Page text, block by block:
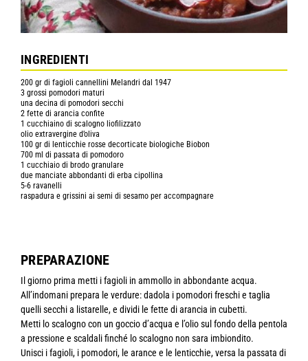
INGREDIENTI
200 gr di fagioli cannellini Melandri dal 1947
3 grossi pomodori maturi
una decina di pomodori secchi
2 fette di arancia confite
1 cucchiaino di scalogno liofilizzato
olio extravergine d’oliva
100 gr di lenticchie rosse decorticate biologiche Biobon
700 ml di passata di pomodoro
1 cucchiaio di brodo granulare
due manciate abbondanti di erba cipollina
5-6 ravanelli
raspadura e grissini ai semi di sesamo per accompagnare
PREPARAZIONE
Il giorno prima metti i fagioli in ammollo in abbondante acqua.
All’indomani prepara le verdure: dadola i pomodori freschi e taglia
quelli secchi a listarelle, e dividi le fette di arancia in cubetti.
Metti lo scalogno con un goccio d’acqua e l’olio sul fondo della pentola
a pressione e scaldali finché lo scalogno non sara imbiondito.
Unisci i fagioli, i pomodori, le arance e le lenticchie, versa la passata di